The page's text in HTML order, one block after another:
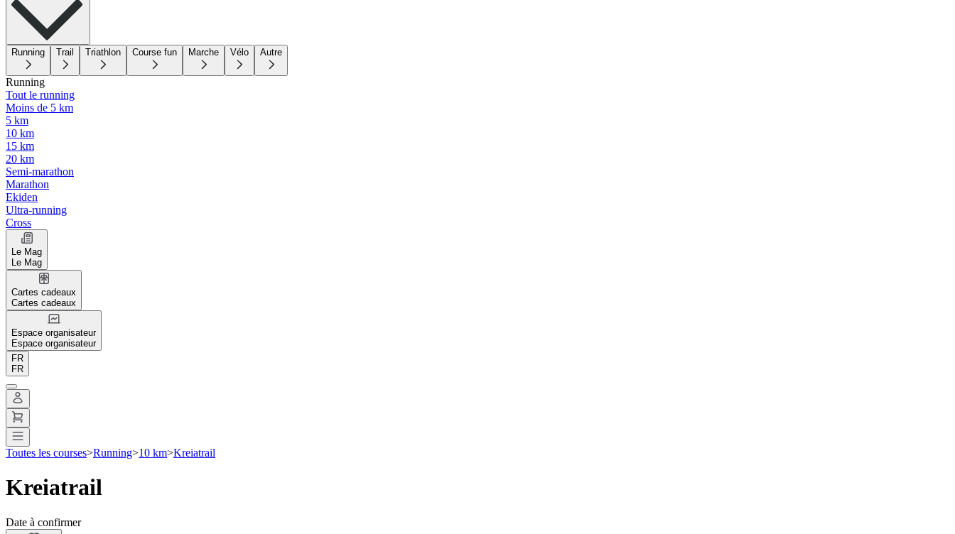
Running Trail Triathlon Course fun Marche Vélo Autre
Running
Tout le running
Moins de 5 km
5 km
10 km
15 km
20 km
Semi-marathon
Marathon
Ekiden
Ultra-running
Cross
Le Mag
Le Mag
Cartes cadeaux
Cartes cadeaux
Espace organisateur
Espace organisateur
FR
FR
Toutes les courses>Running>10 km>Kreiatrail
Kreiatrail
Date à confirmer